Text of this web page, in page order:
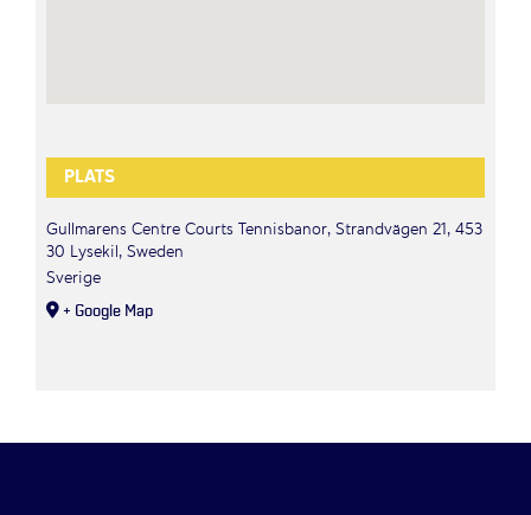
PLATS
Gullmarens Centre Courts Tennisbanor, Strandvägen 21, 453
30 Lysekil, Sweden
Sverige
+ Google Map